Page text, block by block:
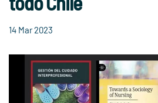
14 Mar 2023